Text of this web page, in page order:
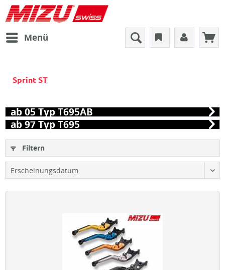
Menü
Sprint ST
ab 05 Typ T695AB
ab 97 Typ T695
Filtern